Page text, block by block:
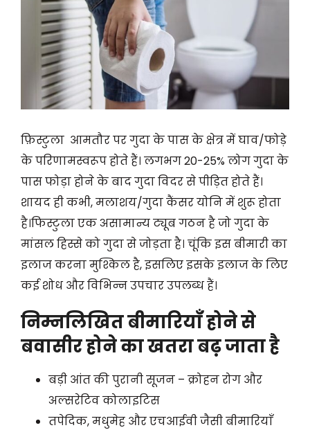
फ़िस्टुला आमतौर पर गुदा के पास के क्षेत्र में घाव/फोड़े
के परिणामस्वरूप होते हैं। लगभग 20-25% लोग गुदा के
पास फोड़ा होने के बाद गुदा विदर से पीड़ित होते हैं।
शायद ही कभी, मलाशय/गुदा कैंसर योनि में शुरू होता
है।फिस्टुला एक असामान्य ट्यूब गठन है जो गुदा के
मांसल हिस्से को गुदा से जोड़ता है। चूंकि इस बीमारी का
इलाज करना मुश्किल है, इसलिए इसके इलाज के लिए
कई शोध और विभिन्न उपचार उपलब्ध हैं।
निम्नलिखित बीमारियाँ होने से
बवासीर होने का खतरा बढ़ जाता है
बड़ी आंत की पुरानी सूजन – क्रोहन रोग और
अल्सरेटिव कोलाइटिस
तपेदिक, मधुमेह और एचआईवी जैसी बीमारियाँ